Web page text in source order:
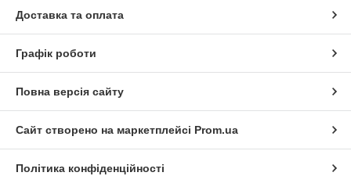
Доставка та оплата
Графік роботи
Повна версія сайту
Сайт створено на маркетплейсі Prom.ua
Політика конфіденційності